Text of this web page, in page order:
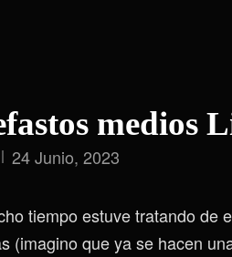
medios
24 Junio, 2023
tiempo estuve tratando de
(imagino que ya se hacen